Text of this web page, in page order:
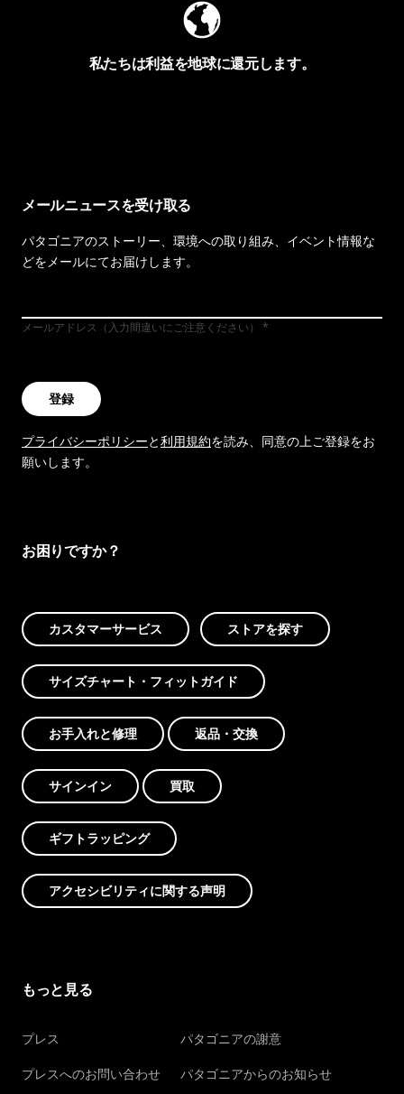
私たちは利益を地球に還元します。
メールニュースを受け取る
パタゴニアのストーリー、環境への取り組み、イベント情報な
どをメールにてお届けします。
メールアドレス（入力間違いにご注意ください）
登録
プライバシーポリシーと利用規約を読み、同意の上ご登録をお
願いします。
お困りですか？
カスタマーサービス ストアを探す
サイズチャート・フィットガイド
お手入れと修理 返品・交換
サインイン 買取
ギフトラッピング
アクセシビリティに関する声明
もっと見る
プレス
プレスへのお問い合わせ
パタゴニアの謝意
パタゴニアからのお知らせ